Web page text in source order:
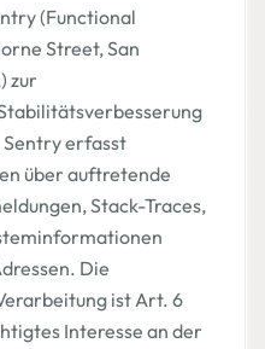
(Functional
Street, San
zur
Sentry erfasst
über auftretende
Stack-Traces,
Die
ist Art. 6
Interesse an der